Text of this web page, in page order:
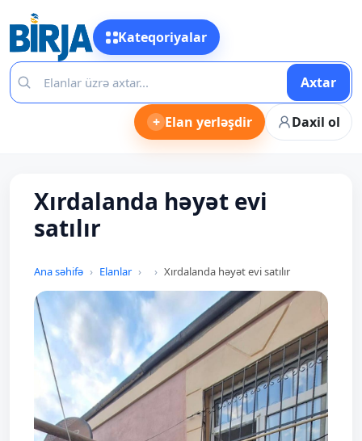
Kateqoriyalar
Axtar
+ Elan yerləşdir Daxil ol
Xırdalanda həyət evi
satılır
Ana səhifə Elanlar Xırdalanda həyət evi satılır